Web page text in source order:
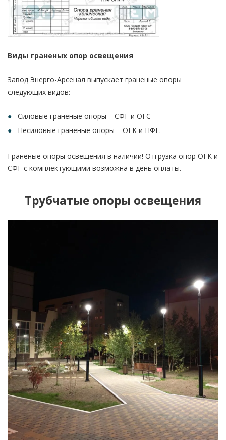
Виды граненых опор освещения
Завод Энерго-Арсенал выпускает граненые опоры
следующих видов:
Силовые граненые опоры – СФГ и ОГС
Несиловые граненые опоры – ОГК и НФГ.
Граненые опоры освещения в наличии! Отгрузка опор ОГК и
СФГ с комплектующими возможна в день оплаты.
Трубчатые опоры освещения